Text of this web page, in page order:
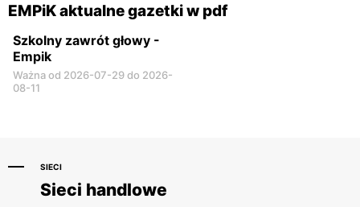
EMPiK aktualne gazetki w pdf
Szkolny zawrót głowy -
Empik
Ważna od 2026-07-29 do 2026-
08-11
SIECI
Sieci handlowe